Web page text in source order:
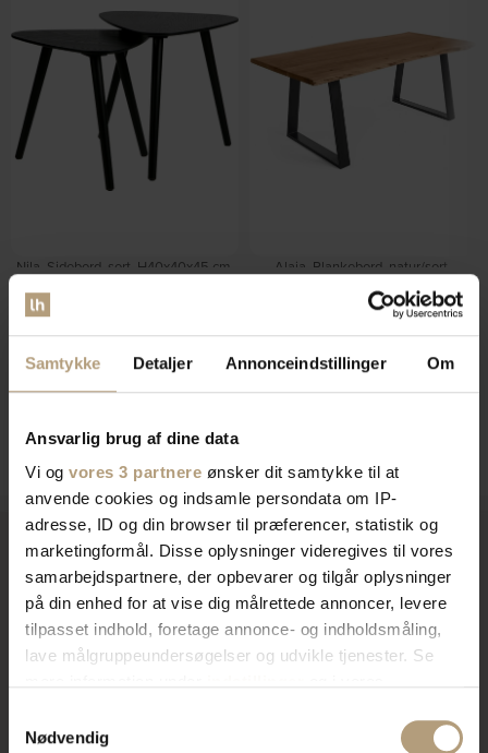
Samtykke Detaljer Annonceindstillinger Om
Ansvarlig brug af dine data
Vi og vores 3 partnere ønsker dit samtykke til at
anvende cookies og indsamle persondata om IP-
adresse, ID og din browser til præferencer, statistik og
marketingformål. Disse oplysninger videregives til vores
samarbejdspartnere, der opbevarer og tilgår oplysninger
på din enhed for at vise dig målrettede annoncer, levere
tilpasset indhold, foretage annonce- og indholdsmåling,
lave målgruppeundersøgelser og udvikle tjenester. Se
tilbage eller ændre indstillinger fra vores
Nødvendig
Nila, Sidebord, sort, H40x40x45 cm,
Alaia, Plankebord, natur/sort,
H76x200x95 cm, massivt træ by
Kave Home
DKK6.549,00 DKK5.549,00
Vi erspecialisterindenfor
indretning af private hjem og